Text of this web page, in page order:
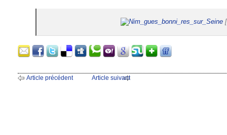
Article précédent Article suivant